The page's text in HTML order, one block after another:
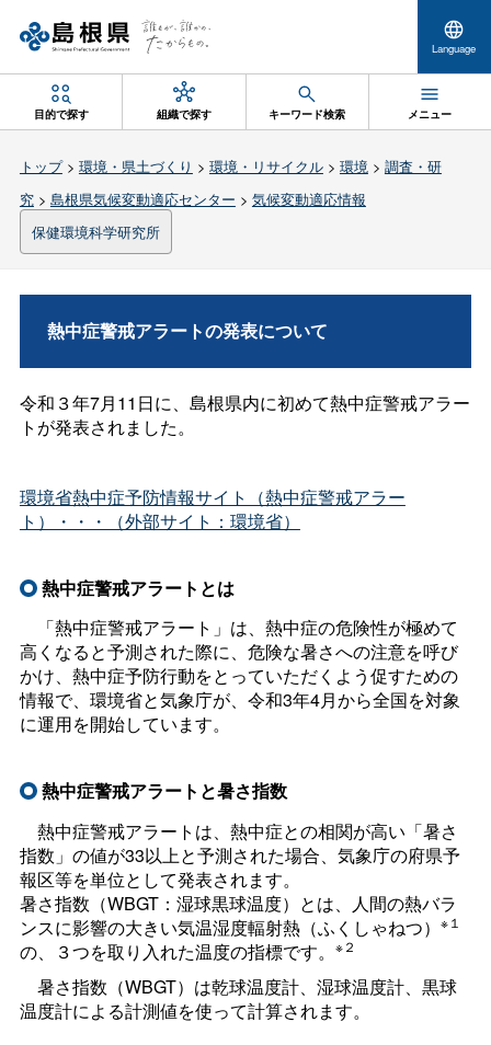
Language
目的で探す 組織で探す キーワード検索 メニュー
トップ> 環境・県土づくり > 環境・リサイクル> 環境> 調査・研
究> 島根県気候変動適応センター > 気候変動適応情報
保健環境科学研究所
熱中症警戒アラートの発表について
令和３年7月11日に、島根県内に初めて熱中症警戒アラー
トが発表されました。
環境省熱中症予防情報サイト（熱中症警戒アラー
ト）・・・（外部サイト：環境省）
熱中症警戒アラートとは
「熱中症警戒アラート」は、熱中症の危険性が極めて
高くなると予測された際に、危険な暑さへの注意を呼び
かけ、熱中症予防行動をとっていただくよう促すための
情報で、環境省と気象庁が、令和3年4月から全国を対象
に運用を開始しています。
熱中症警戒アラートと暑さ指数
熱中症警戒アラートは、熱中症との相関が高い「暑さ
指数」の値が33以上と予測された場合、気象庁の府県予
報区等を単位として発表されます。
暑さ指数（WBGT：湿球黒球温度）とは、人間の熱バラ
ンスに影響の大きい気温湿度輻射熱（ふくしゃねつ） ※１
の、３つを取り入れた温度の指標です。 ※２
暑さ指数（WBGT）は乾球温度計、湿球温度計、黒球
温度計による計測値を使って計算されます。